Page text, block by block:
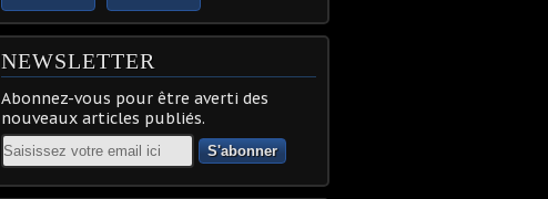
NEWSLETTER
Abonnez-vous pour être averti des
nouveaux articles publiés.
Email